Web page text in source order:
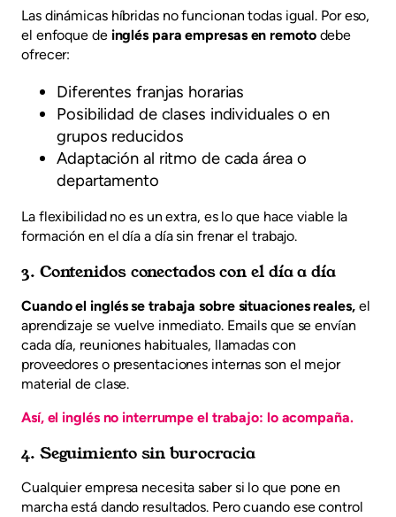
Las dinámicas híbridas no funcionan todas igual. Por eso,
el enfoque de inglés para empresas en remotodebe
ofrecer:
Diferentes franjas horarias
Posibilidad de clases individuales o en
grupos reducidos
Adaptación al ritmo de cada área o
departamento
La flexibilidad no es un extra, es lo que hace viable la
formación en el día a día sin frenar el trabajo.
3. Contenidos conectados con el día a día
Cuando el inglés se trabaja sobre situaciones reales,el
aprendizaje se vuelve inmediato. Emails que se envían
cada día, reuniones habituales, llamadas con
proveedores o presentaciones internas son el mejor
material de clase.
Así, el inglés no interrumpe el trabajo: lo acompaña.
4. Seguimiento sin burocracia
Cualquier empresa necesita saber si lo que pone en
marcha está dando resultados. Pero cuando ese control